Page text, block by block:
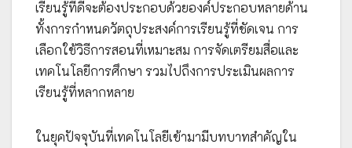
เรียนรู้ที่ดีจะต้องประกอบด้วยองค์ประกอบหลายด้าน
ทั้งการกำหนดวัตถุประสงค์การเรียนรู้ที่ชัดเจน การ
เลือกใช้วิธีการสอนที่เหมาะสม การจัดเตรียมสื่อและ
เทคโนโลยีการศึกษา รวมไปถึงการประเมินผลการ
เรียนรู้ที่หลากหลาย
ในยุคปัจจุบันที่เทคโนโลยีเข้ามามีบทบาทสำคัญใน